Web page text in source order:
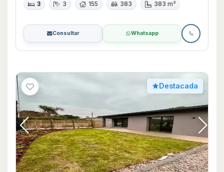
3 3 155 383 383 m²
Consultar Whatsapp
Destacada